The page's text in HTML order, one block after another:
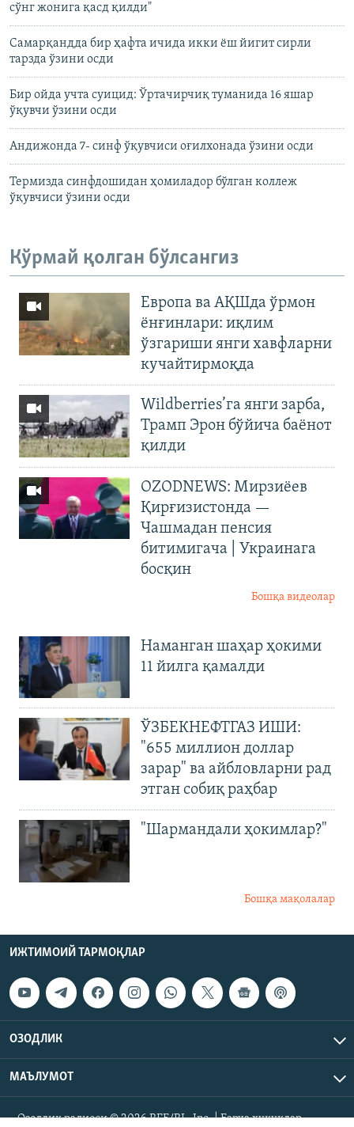
сўнг жонига қасд қилди"
Cамарқандда бир ҳафта ичида икки ёш йигит сирли
тарзда ўзини осди
Бир ойда учта суицид: Ўртачирчиқ туманида 16 яшар
ўқувчи ўзини осди
Андижонда 7- синф ўқувчиси оғилхонада ўзини осди
Термизда синфдошидан ҳомиладор бўлган коллеж
ўқувчиси ўзини осди
Кўрмай қолган бўлсангиз
Европа ва АҚШда ўрмон
ёнғинлари: иқлим
ўзгариши янги хавфларни
кучайтирмоқда
Wildberries’га янги зарба,
Трамп Эрон бўйича баёнот
қилди
OZODNEWS: Мирзиёев
Қирғизистонда —
Чашмадан пенсия
битимигача | Украинага
босқин
Бошқа видеолар
Наманган шаҳар ҳокими
11 йилга қамалди
ЎЗБЕКНЕФТГАЗ ИШИ:
"655 миллион доллар
зарар" ва айбловларни рад
этган собиқ раҳбар
"Шармандали ҳокимлар?"
Бошқа мақолалар
ИЖТИМОИЙ ТАРМОҚЛАР
ОЗОДЛИК
МАЪЛУМОТ
Озодлик радиоси © 2026 RFE/RL, Inc. | Барча ҳуқуқлар